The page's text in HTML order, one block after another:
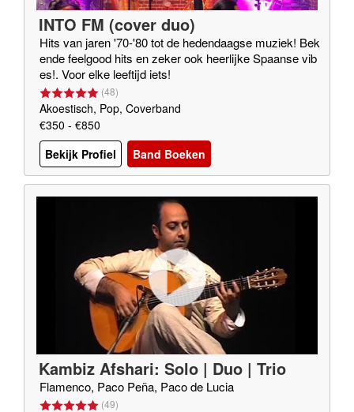
INTO FM (cover duo)
Hits van jaren '70-'80 tot de hedendaagse muziek! Bek
ende feelgood hits en zeker ook heerlijke Spaanse vib
es!. Voor elke leeftijd iets!
(48)
Akoestisch, Pop, Coverband
€350 - €850
Bekijk Profiel
Band Boeken
Kambiz Afshari: Solo | Duo | Trio
Flamenco, Paco Peña, Paco de Lucia
(49)